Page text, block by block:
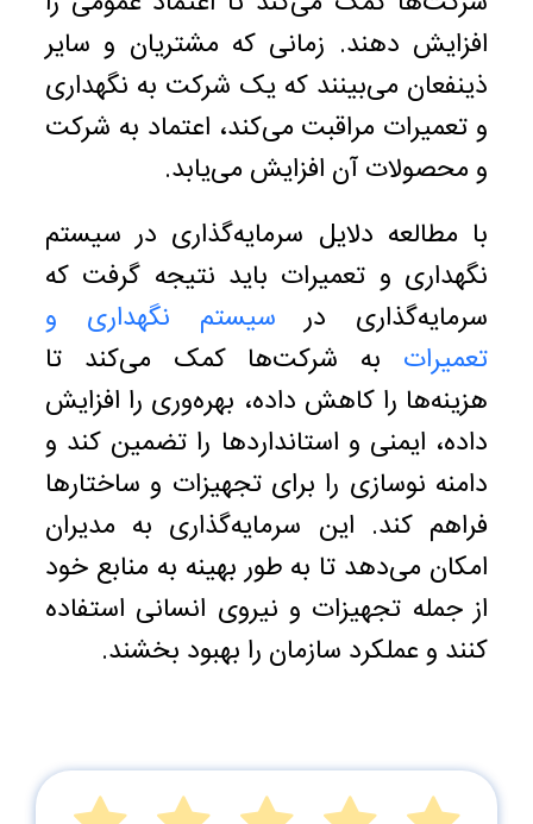
افزایش دهند. زمانی که مشتریان و سایر
ذینفعان می‌بینند که یک شرکت به نگهداری
و تعمیرات مراقبت می‌کند، اعتماد به شرکت
و محصولات آن افزایش می‌یابد.
با مطالعه دلایل سرمایه‌گذاری در سیستم
نگهداری و تعمیرات باید نتیجه گرفت که
سرمایه‌گذاری در سیستم نگهداری و
تعمیرات به شرکت‌ها کمک می‌کند تا
هزینه‌ها را کاهش داده، بهره‌وری را افزایش
داده، ایمنی و استانداردها را تضمین کند و
دامنه نوسازی را برای تجهیزات و ساختارها
فراهم کند. این سرمایه‌گذاری به مدیران
امکان می‌دهد تا به طور بهینه به منابع خود
از جمله تجهیزات و نیروی انسانی استفاده
کنند و عملکرد سازمان را بهبود بخشند.